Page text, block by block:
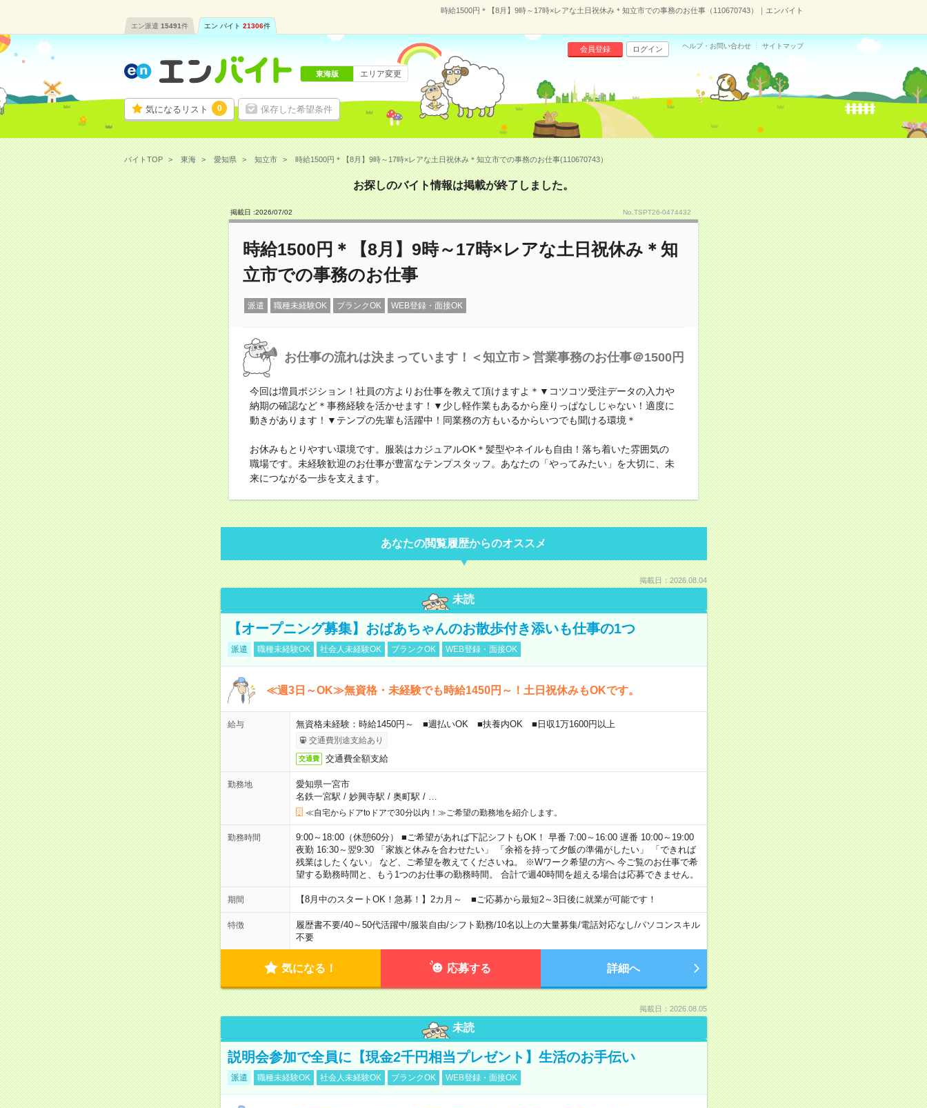
時給1500円＊【8月】9時～17時×レアな土日祝休み＊知立市での事務のお仕事（110670743）｜エンバイト
エン派遣 15491件 エン バイト 21306件
気になるリスト 0 保存した希望条件
会員登録 ログイン ヘルプ・お問い合わせ サイトマップ
東海版 エリア変更
バイトTOP 東海 愛知県 知立市 時給1500円＊【8月】9時～17時×レアな土日祝休み＊知立市での事務のお仕事(110670743）
お探しのバイト情報は掲載が終了しました。
掲載日 :2026/07/02 No.TSPT26-0474432
時給1500円＊【8月】9時～17時×レアな土日祝休み＊知
立市での事務のお仕事
派遣 職種未経験OK ブランクOK WEB登録・面接OK
お仕事の流れは決まっています！＜知立市＞営業事務のお仕事＠1500円
今回は増員ポジション！社員の方よりお仕事を教えて頂けますよ＊▼コツコツ受注データの入力や
納期の確認など＊事務経験を活かせます！▼少し軽作業もあるから座りっぱなしじゃない！適度に
動きがあります！▼テンプの先輩も活躍中！同業務の方もいるからいつでも聞ける環境＊
お休みもとりやすい環境です。服装はカジュアルOK＊髪型やネイルも自由！落ち着いた雰囲気の
職場です。未経験歓迎のお仕事が豊富なテンプスタッフ。あなたの「やってみたい」を大切に、未
来につながる一歩を支えます。
あなたの閲覧履歴からのオススメ
掲載日：2026.08.04
未読
【オープニング募集】おばあちゃんのお散歩付き添いも仕事の1つ
派遣 職種未経験OK 社会人未経験OK ブランクOK WEB登録・面接OK
≪週3日～OK≫無資格・未経験でも時給1450円～！土日祝休みもOKです。
給与 無資格未経験：時給1450円～ ■週払いOK ■扶養内OK ■日収1万1600円以上
交通費別途支給あり
交通費 交通費全額支給
勤務地
愛知県一宮市
名鉄一宮駅 / 妙興寺駅 / 奥町駅 /
≪自宅からドアtoドアで30分以内！≫ご希望の勤務地を紹介します。
勤務時間
9:00～18:00（休憩60分） ■ご希望があれば下記シフトもOK！ 早番 7:00～16:00 遅番 10:00～19:00
夜勤 16:30～翌9:30 「家族と休みを合わせたい」 「余裕を持って夕飯の準備がしたい」 「できれば
残業はしたくない」 など、ご希望を教えてくださいね。 ※Wワーク希望の方へ 今ご覧のお仕事で希
望する勤務時間と、もう1つのお仕事の勤務時間。 合計で週40時間を超える場合は応募できません。
期間 【8月中のスタートOK！急募！】2カ月～ ■ご応募から最短2～3日後に就業が可能です！
特徴 履歴書不要/40～50代活躍中/服装自由/シフト勤務/10名以上の大量募集/電話対応なし/パソコンスキル
不要
気になる！ 応募する 詳細へ
掲載日：2026.08.05
未読
説明会参加で全員に【現金2千円相当プレゼント】生活のお手伝い
派遣 職種未経験OK 社会人未経験OK ブランクOK WEB登録・面接OK